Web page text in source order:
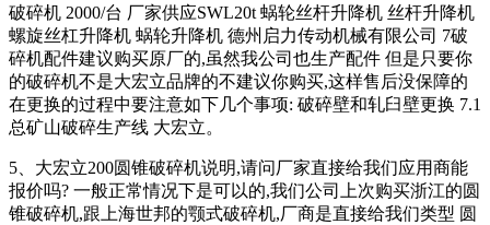
破碎机 2000/台 厂家供应SWL20t 蜗轮丝杆升降机 丝杆升降机
螺旋丝杠升降机 蜗轮升降机 德州启力传动机械有限公司 7破
碎机配件建议购买原厂的,虽然我公司也生产配件 但是只要你
的破碎机不是大宏立品牌的不建议你购买,这样售后没保障的
在更换的过程中要注意如下几个事项: 破碎壁和轧臼壁更换 7.1
总矿山破碎生产线 大宏立。
5、大宏立200圆锥破碎机说明,请问厂家直接给我们应用商能
报价吗? 一般正常情况下是可以的,我们公司上次购买浙江的圆
锥破碎机,跟上海世邦的颚式破碎机,厂商是直接给我们类型 圆